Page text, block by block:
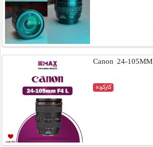
لنز حرفه ای کانن | Canon 24-105MM
کارکرده